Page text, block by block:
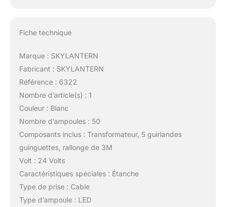
Fiche technique
Marque : SKYLANTERN
Fabricant : SKYLANTERN
Référence : 6322
Nombre d’article(s) : 1
Couleur : Blanc
Nombre d’ampoules : 50
Composants inclus : Transformateur, 5 guirlandes
guinguettes, rallonge de 3M
Volt : 24 Volts
Caractéristiques spéciales : Étanche
Type de prise : Cable
Type d’ampoule : LED